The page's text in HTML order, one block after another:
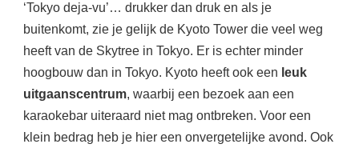
‘Tokyo deja-vu’… drukker dan druk en als je
buitenkomt, zie je gelijk de Kyoto Tower die veel weg
heeft van de Skytree in Tokyo. Er is echter minder
hoogbouw dan in Tokyo. Kyoto heeft ook een leuk
uitgaanscentrum, waarbij een bezoek aan een
karaokebar uiteraard niet mag ontbreken. Voor een
klein bedrag heb je hier een onvergetelijke avond. Ook